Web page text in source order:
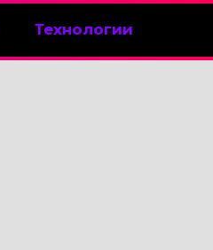
Технологии